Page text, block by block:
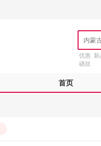
优惠 新
硒鼓
首页